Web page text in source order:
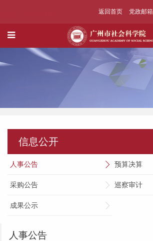
返回首页 党政邮箱
信息公开
人事公告 预算决算
采购公告 巡察审计
成果公示
人事公告